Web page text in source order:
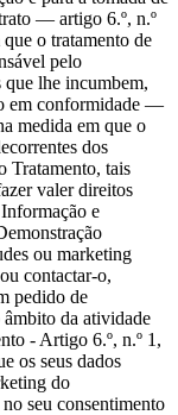
— artigo 6.º, n.º
o tratamento de
pelo
que lhe incumbem,
em conformidade —
medida em que o
dos
Tratamento, tais
valer direitos
e
ou marketing
contactar-o,
pedido de
da atividade
- Artigo 6.º, n.º 1,
os seus dados
do
seu consentimento